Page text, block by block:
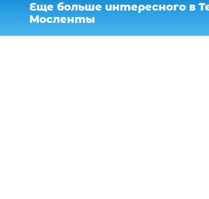
Еще больше интересного в
Мосленты